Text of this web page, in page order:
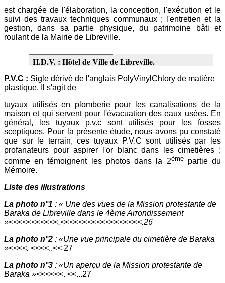
est chargée de l'élaboration, la conception, l'exécution et le
suivi des travaux techniques communaux ; l'entretien et la
gestion, dans sa partie physique, du patrimoine bâti et
roulant de la Mairie de Libreville.
H.D.V. : Hôtel de Ville de Libreville.
P.V.C : Sigle dérivé de l'anglais PolyVinylChlory de matière
plastique. Il s'agit de
tuyaux utilisés en plomberie pour les canalisations de la
maison et qui servent pour l'évacuation des eaux usées. En
général, les tuyaux p.v.c sont utilisés pour les fosses
sceptiques. Pour la présente étude, nous avons pu constaté
que sur le terrain, ces tuyaux P.V.C sont utilisés par les
profanateurs pour aspirer l'or blanc dans les cimetières ;
comme en témoignent les photos dans la 2èmepartie du
Mémoire.
Liste des illustrations
La photo n°1 : « Une des vues de la Mission protestante de
Baraka de Libreville dans le 4ème Arrondissement
»<<<<<<<<<<<.<<<<<<<<<<<<<<<<<<.26
La photo n°2 : «Une vue principale du cimetière de Baraka
»<<<<. <<<<..<< 27
La photo n°3 : «Un aperçu de la Mission protestante de
Baraka »<<<<<<. <<...27